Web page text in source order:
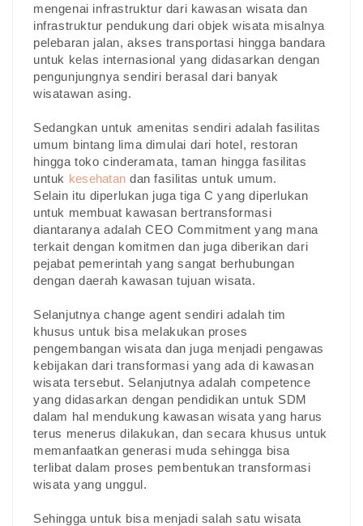
mengenai infrastruktur dari kawasan wisata dan
infrastruktur pendukung dari objek wisata misalnya
pelebaran jalan, akses transportasi hingga bandara
untuk kelas internasional yang didasarkan dengan
pengunjungnya sendiri berasal dari banyak
wisatawan asing.
Sedangkan untuk amenitas sendiri adalah fasilitas
umum bintang lima dimulai dari hotel, restoran
hingga toko cinderamata, taman hingga fasilitas
untuk kesehatan dan fasilitas untuk umum.
Selain itu diperlukan juga tiga C yang diperlukan
untuk membuat kawasan bertransformasi
diantaranya adalah CEO Commitment yang mana
terkait dengan komitmen dan juga diberikan dari
pejabat pemerintah yang sangat berhubungan
dengan daerah kawasan tujuan wisata.
Selanjutnya change agent sendiri adalah tim
khusus untuk bisa melakukan proses
pengembangan wisata dan juga menjadi pengawas
kebijakan dari transformasi yang ada di kawasan
wisata tersebut. Selanjutnya adalah competence
yang didasarkan dengan pendidikan untuk SDM
dalam hal mendukung kawasan wisata yang harus
terus menerus dilakukan, dan secara khusus untuk
memanfaatkan generasi muda sehingga bisa
terlibat dalam proses pembentukan transformasi
wisata yang unggul.
Sehingga untuk bisa menjadi salah satu wisata